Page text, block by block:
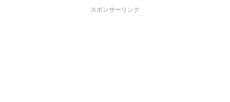
スポンサーリンク